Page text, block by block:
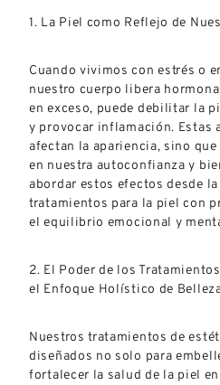
1. La Piel como Reflejo de
Cuando vivimos con estrés o
nuestro cuerpo libera
en exceso, puede debilitar la
y provocar inflamación. Estas
afectan la apariencia, sino
en nuestra autoconfianza y
abordar estos efectos desde
tratamientos para la piel con
el equilibrio emocional y
2. El Poder de los
el Enfoque Holístico de
Nuestros tratamientos de
diseñados no solo para
fortalecer la salud de la piel